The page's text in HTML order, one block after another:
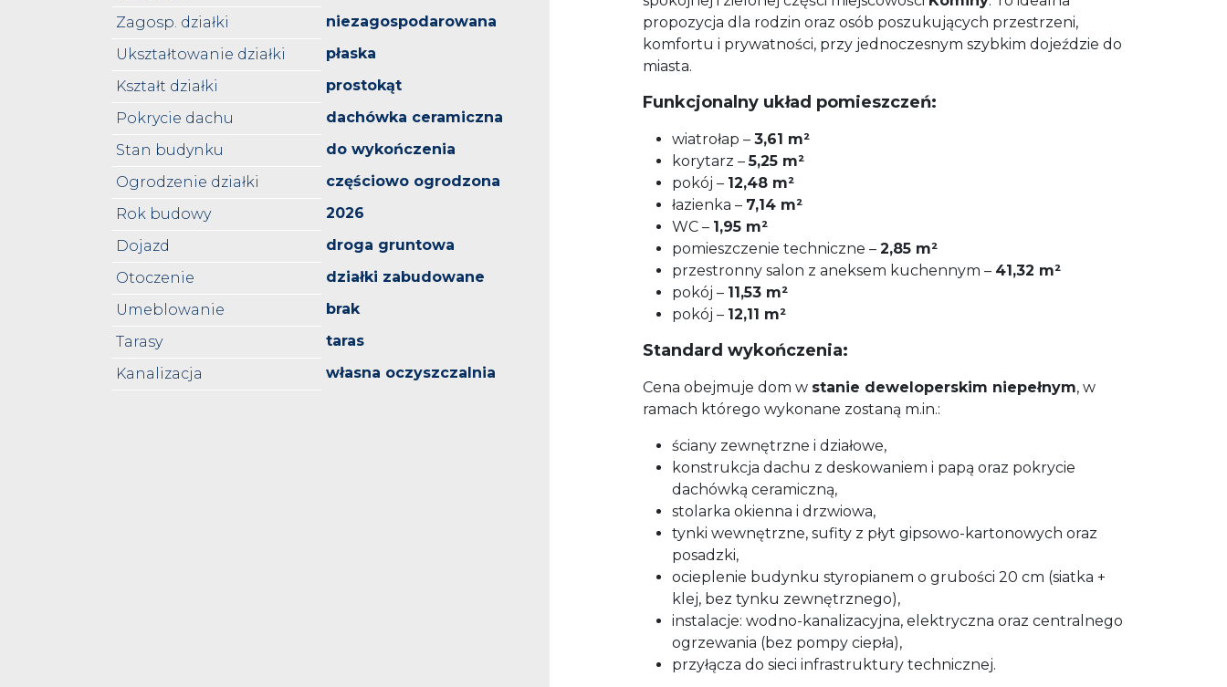
Zagosp. działki
niezagospodarowana
Ukształtowanie działki
płaska
Kształt działki
prostokąt
Pokrycie dachu
dachówka ceramiczna
Stan budynku
do wykończenia
Ogrodzenie działki
częściowo ogrodzona
Rok budowy
2026
Dojazd
droga gruntowa
Otoczenie
działki zabudowane
Umeblowanie
brak
Tarasy
taras
Kanalizacja
własna oczyszczalnia
propozycja dla rodzin oraz osób poszukujących przestrzeni,
komfortu i prywatności, przy jednoczesnym szybkim dojeździe do
miasta.
Funkcjonalny układ pomieszczeń:
wiatrołap – 3,61 m²
korytarz –5,25 m²
pokój – 12,48 m²
łazienka – 7,14 m²
WC – 1,95 m²
pomieszczenie techniczne – 2,85 m²
przestronny salon z aneksem kuchennym – 41,32 m²
pokój – 11,53 m²
pokój – 12,11 m²
Standard wykończenia:
Cena obejmuje dom w stanie deweloperskim niepełnym, w
ramach którego wykonane zostaną m.in.:
ściany zewnętrzne i działowe,
konstrukcja dachu z deskowaniem i papą oraz pokrycie
dachówką ceramiczną,
stolarka okienna i drzwiowa,
tynki wewnętrzne, sufity z płyt gipsowo-kartonowych oraz
posadzki,
ocieplenie budynku styropianem o grubości 20 cm (siatka +
klej, bez tynku zewnętrznego),
instalacje: wodno-kanalizacyjna, elektryczna oraz centralnego
ogrzewania (bez pompy ciepła),
przyłącza do sieci infrastruktury technicznej.